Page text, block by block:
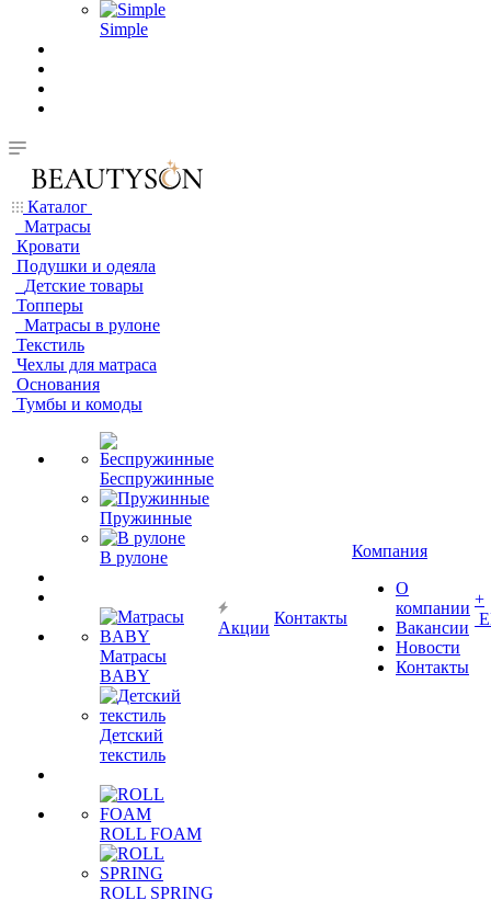
Simple
Каталог
Матрасы
Кровати
Подушки и одеяла
Детские товары
Топперы
Матрасы в рулоне
Текстиль
Чехлы для матраса
Основания
Тумбы и комоды
Беспружинные
Пружинные
В рулоне
Матрасы
BABY
Детский
текстиль
ROLL FOAM
ROLL SPRING
Акции
Контакты
Компания
О
компании
Вакансии
Новости
Контакты
+